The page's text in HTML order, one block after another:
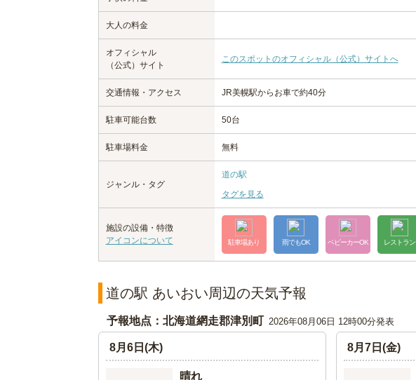
大人の料金
オフィシャル
（公式）サイト
このスポットのオフィシャル（公式）サイトへ
交通情報・アクセス JR美幌駅からお車で約40分
駐車可能台数 50台
駐車場料金 無料
ジャンル・タグ
道の駅
タグを見る
施設の設備・特徴
アイコンについて
駐車場あり 雨でもOK ベビーカーOK レストラン
道の駅 あいおい周辺の天気予報
予報地点：北海道網走郡津別町 2026年08月06日 12時00分発表
8月6日(木)
晴れ
8月7日(金)